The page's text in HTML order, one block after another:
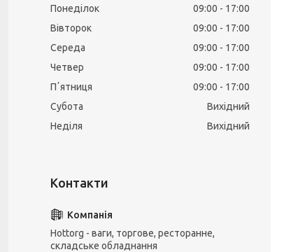
Понеділок 09:00
17:00
Вівторок
09:00
17:00
Середа
09:00
17:00
Четвер
09:00
17:00
Пʼятниця
09:00
17:00
Субота
Вихідний
Неділя
Вихідний
Hottorg - ваги, торгове, ресторанне,
складське обладнання